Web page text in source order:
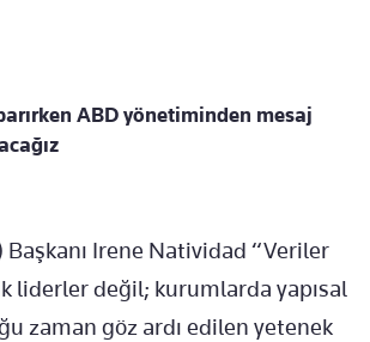
ABD yönetiminden mesaj
Irene Natividad “Veriler
liderler değil; kurumlarda yapısal
zaman göz ardı edilen yetenek